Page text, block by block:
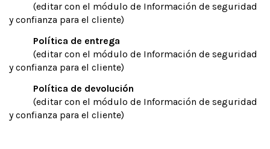
(editar con el módulo de Información de seguridad
y confianza para el cliente)
Política de entrega
(editar con el módulo de Información de seguridad
y confianza para el cliente)
Política de devolución
(editar con el módulo de Información de seguridad
y confianza para el cliente)